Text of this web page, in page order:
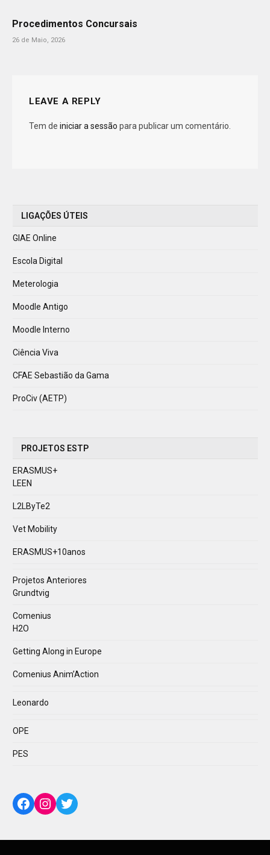
Procedimentos Concursais
26 de Maio, 2026
LEAVE A REPLY
Tem de iniciar a sessão para publicar um comentário.
LIGAÇÕES ÚTEIS
GIAE Online
Escola Digital
Meterologia
Moodle Antigo
Moodle Interno
Ciência Viva
CFAE Sebastião da Gama
ProCiv (AETP)
PROJETOS ESTP
ERASMUS+
LEEN
L2LByTe2
Vet Mobility
ERASMUS+10anos
Projetos Anteriores
Grundtvig
Comenius
H2O
Getting Along in Europe
Comenius Anim’Action
Leonardo
OPE
PES
Facebook
Instagram
Twitter